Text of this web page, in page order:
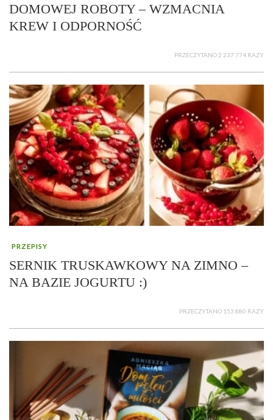
DOMOWEJ ROBOTY – WZMACNIA
KREW I ODPORNOŚĆ
PRZECZYTANO 2 237 774 RAZY
PRZEPISY
SERNIK TRUSKAWKOWY NA ZIMNO –
NA BAZIE JOGURTU :)
PRZECZYTANO 153 880 RAZY